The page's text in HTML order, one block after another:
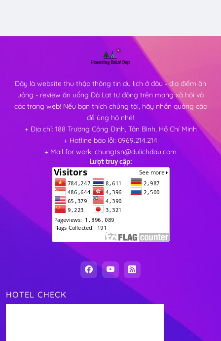
Đây là website thu thập thông tin du lịch ở đâu - địa điểm ăn
uông - review ăn uống Đà Lạt tự động trên mạng xã hội và
các trang web! Nếu bạn thích chúng tôi, hãy nhấn quảng cáo
để ủng hộ nhé!
+ Địa chỉ: 188 Trương Công Định, Tân Bình, Hồ Chí Minh
+ Hotline báo lỗi: 0969.214.214
+ Mail for work: chungtsn@dulichdau.com
Lượt truy cập:
HOTEL CHECK